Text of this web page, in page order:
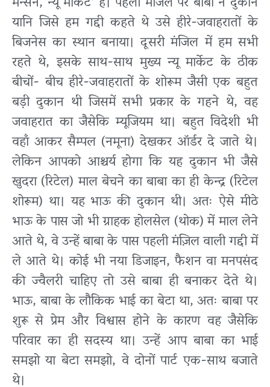
यानि जिसे हम गद्दी कहते थे उसे हीरे-जवाहरातों के
बिजनेस का स्थान बनाया। दूसरी मंजिल में हम सभी
रहते थे, इसके साथ-साथ मुख्य न्यू मार्केट के ठीक
बीचों- बीच हीरे-जवाहरातों के शोरूम जैसी एक बहुत
बड़ी दुकान थी जिसमें सभी प्रकार के गहने थे, वह
जवाहरात का जैसेकि म्यूजियम था। बहुत विदेशी भी
वहाँ आकर सैम्पल (नमूना) देखकर ऑर्डर दे जाते थे।
लेकिन आपको आश्चर्य होगा कि यह दुकान भी जैसे
खुदरा (रिटेल) माल बेचने का बाबा का ही केन्द्र (रिटेल
शोरूम) था। यह भाऊ की दुकान थी। अतः ऐसे मीठे
भाऊ के पास जो भी ग्राहक होलसेल (थोक) में माल लेने
आते थे, वे उन्हें बाबा के पास पहली मंज़िल वाली गद्दी में
ले आते थे। कोई भी नया डिजाइन, फैशन वा मनपसंद
की ज्वैलरी चाहिए तो उसे बाबा ही बनाकर देते थे।
भाऊ, बाबा के लौकिक भाई का बेटा था, अतः बाबा पर
शुरू से प्रेम और विश्वास होने के कारण वह जैसेकि
परिवार का ही सदस्य था। उन्हें आप बाबा का भाई
समझो या बेटा समझो, वे दोनों पार्ट एक-साथ बजाते
थे।